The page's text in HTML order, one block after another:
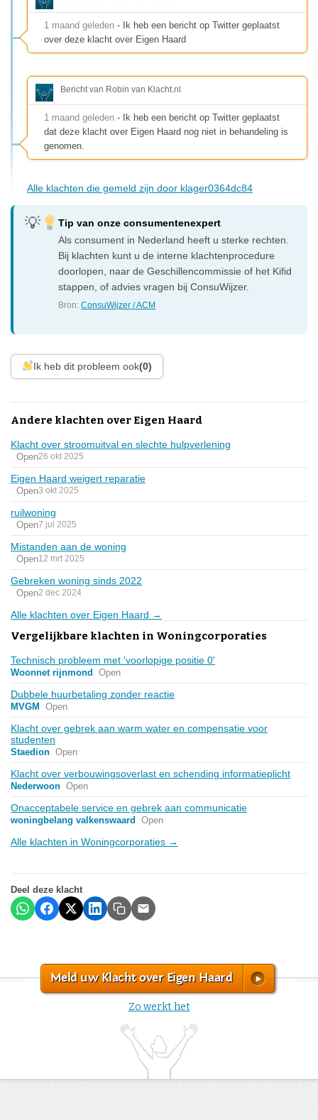
1 maand geleden - Ik heb een bericht op Twitter geplaatst
over deze klacht over Eigen Haard
Bericht van Robin van Klacht.nl
1 maand geleden - Ik heb een bericht op Twitter geplaatst
dat deze klacht over Eigen Haard nog niet in behandeling is
genomen.
Alle klachten die gemeld zijn door klager0364dc84
Tip van onze consumentenexpert
Als consument in Nederland heeft u sterke rechten.
Bij klachten kunt u de interne klachtenprocedure
doorlopen, naar de Geschillencommissie of het Kifid
stappen, of advies vragen bij ConsuWijzer.
Bron:ConsuWijzer / ACM
Ik heb dit probleem ook(0)
Andere klachten over Eigen Haard
Klacht over stroomuitval en slechte hulpverlening
Open26 okt 2025
Eigen Haard weigert reparatie
Open3 okt 2025
ruilwoning
Open7 jul 2025
Mistanden aan de woning
Open12 mrt 2025
Gebreken woning sinds 2022
Open2 dec 2024
Alle klachten over Eigen Haard →
Vergelijkbare klachten in Woningcorporaties
Technisch probleem met 'voorlopige positie 0'
Woonnet rijnmond Open
Dubbele huurbetaling zonder reactie
MVGM Open
Klacht over gebrek aan warm water en compensatie voor
studenten
Staedion Open
Klacht over verbouwingsoverlast en schending informatieplicht
Nederwoon Open
Onacceptabele service en gebrek aan communicatie
woningbelang valkenswaard Open
Alle klachten in Woningcorporaties →
Deel deze klacht
Meld uw Klacht over Eigen Haard
Zo werkt het